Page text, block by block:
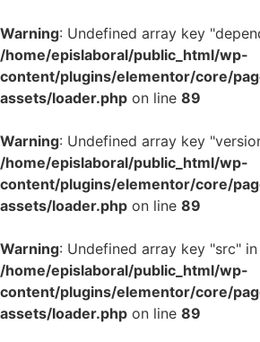
Warning: Undefined array key
/home/epislaboral/public_html/wp-
content/plugins/elementor/core/
assets/loader.php on line 89
Warning: Undefined array key
/home/epislaboral/public_html/wp-
content/plugins/elementor/core/
assets/loader.php on line 89
Warning: Undefined array key "src" in
/home/epislaboral/public_html/wp-
content/plugins/elementor/core/
assets/loader.php on line 89